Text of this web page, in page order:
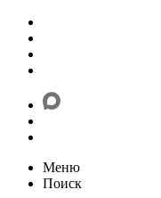
Меню
Поиск